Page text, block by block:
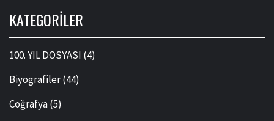
KATEGORILER
100. YIL DOSYASI (4)
Biyografiler(44)
Coğrafya(5)